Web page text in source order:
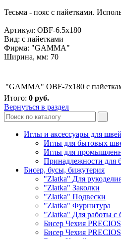
Тесьма - пояс с пайетками.
Артикул: OBF-6.5x180
Вид: с пайетками
Фирма: "GAMMA"
Ширина, мм: 70
"GAMMA" OBF-7x180 с
Итого: 0 руб.
Вернуться в раздел
Иглы и аксессуары для
Иглы для бытовых
Иглы для
Принадлежности для
Бисер, бусы, бижутерия
"Zlatka" Для
"Zlatka" Заколки
"Zlatka" Подвески
"Zlatka" Фурнитура
"Zlatka" Для работы с
Бисер Чехия
Бисер Чехия